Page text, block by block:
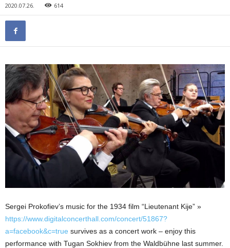
2020.07.26. 614
Sergei Prokofiev’s music for the 1934 film “Lieutenant Kije” »
https://www.digitalconcerthall.com/concert/51867?
a=facebook&c=true survives as a concert work – enjoy this
performance with Tugan Sokhiev from the Waldbühne last summer.